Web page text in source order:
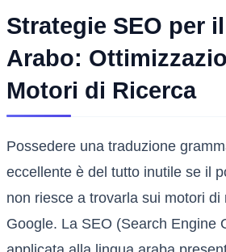
Strategie SEO per
Arabo:
Motori di Ricerca
Possedere una traduzione
eccellente è del tutto inutile se il
non riesce a trovarla sui motori di
Google. La SEO (Search Engine